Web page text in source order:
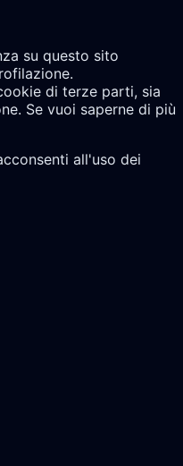
su questo sito
di terze parti, sia
Se vuoi saperne di più
all'uso dei